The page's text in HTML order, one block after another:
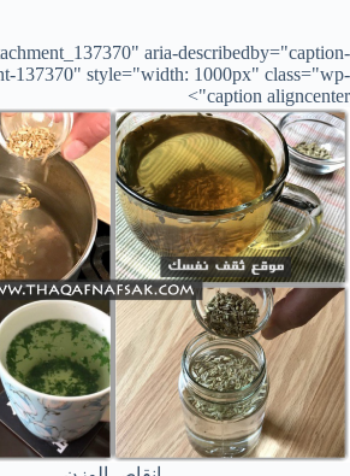
aria-describedby="caption-
137370" style="width: 1000px" class="wp-
caption aligncenter">